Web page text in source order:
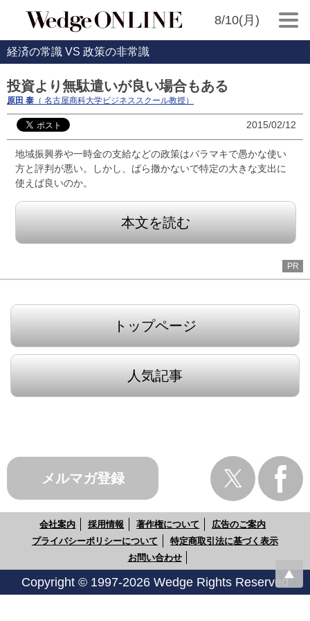
8/10(月)
経済の常識 VS 政策の非常識
投資より無駄遣いが良い場合もある
原田 泰 （ 名古屋商科大学ビジネススクール教授）
2015/02/12
地域振興券や一時金の支給などの政策はバラマキで愚かな使い
方と評判が悪い。しかし、ばら撒かないで特定の大きな支出に
使えば良いのか。
本文を読む
PR
トップページ
人気記事
メルマガ登録
会社案内 採用情報 著作権について
広告のご案内
プライバシーポリシーについて
特定商取引法に基づく表示
お問い合わせ
Copyright © 1997-2026 Wedge Rights Reserved